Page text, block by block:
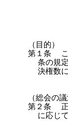
（目的）
第１条  こ
条の規
決権数
（総会の議
第２条  正
に応じ